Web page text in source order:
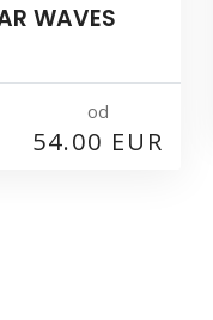
WAVES
od
54.00 EUR